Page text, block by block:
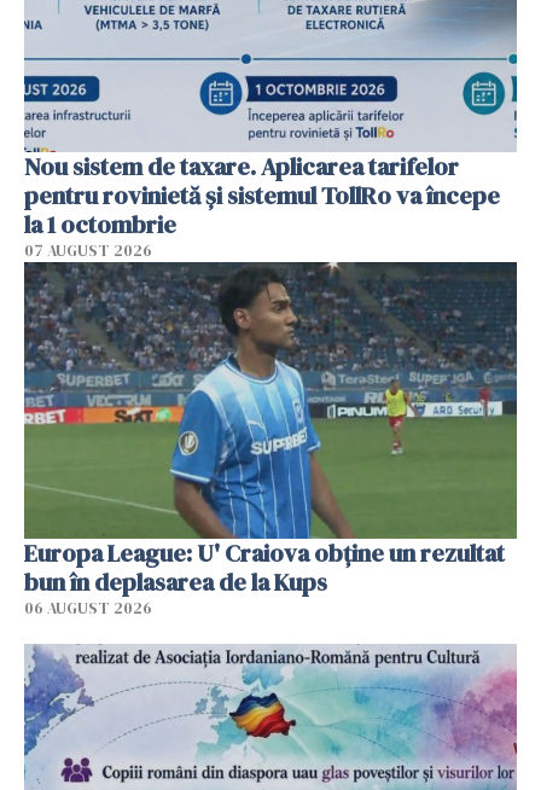
Nou sistem de taxare. Aplicarea tarifelor
pentru rovinietă şi sistemul TollRo va începe
la 1 octombrie
07 AUGUST 2026
Europa League: U' Craiova obține un rezultat
bun în deplasarea de la Kups
06 AUGUST 2026